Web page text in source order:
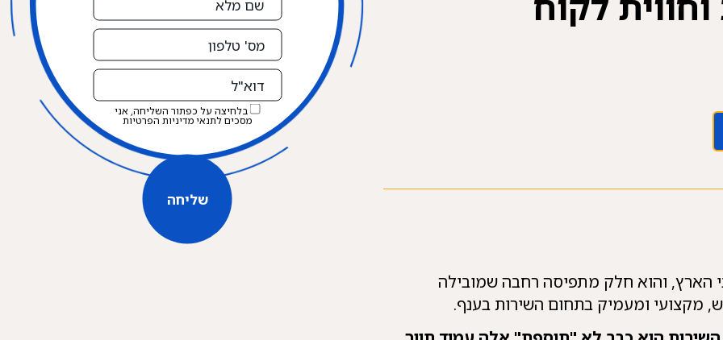
בלחיצה על כפתור השליחה, אני
מסכים לתנאימדיניות הפרטיות
שליחה
שליחה
הארץ, והוא חלק מתפיסה רחבה שמובילה
מקצועי ומעמיק בתחום השירות בענף.